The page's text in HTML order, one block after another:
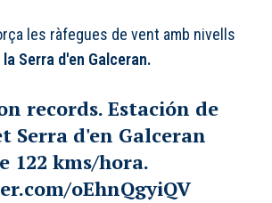
les ràfegues de vent amb nivells
Serra d'en Galceran.
records. Estación de
Serra d'en Galceran
122 kms/hora.
oEhnQgyiQV